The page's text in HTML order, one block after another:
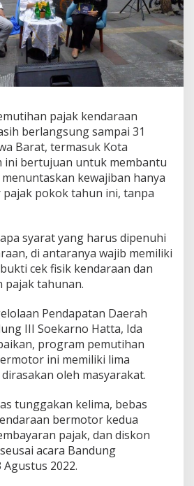
a
m
a
d
a
n
a
s
T
n
g
g
n
K
e
l
a
K
e
n
d
a
a
a
n
B
e
r
pajak kendaraan
berlangsung sampai 31
Barat, termasuk Kota
ini bertujuan untuk membantu
kewajiban hanya
pajak pokok tahun ini, tanpa
syarat yang harus dipenuhi
di antaranya wajib memiliki
cek fisik kendaraan dan
pajak tahunan.
Pendapatan Daerah
III Soekarno Hatta, Ida
program pemutihan
ini memiliki lima
oleh masyarakat.
tunggakan kelima, bebas
bermotor kedua
pajak, dan diskon
acara Bandung
2022.